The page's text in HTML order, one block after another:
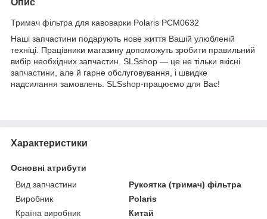
Тримач фільтра для кавоварки Polaris PCM0632
Наші запчастини подарують нове життя Вашій улюбленій
техніці. Працівники магазину допоможуть зробити правильний
вибір необхідних запчастин. SLSshop — це не тільки якісні
запчастини, але й гарне обслуговування, і швидке
надсилання замовлень. SLSshop-працюємо для Вас!
Характеристики
Основні атрибути
Вид запчастини
Рукоятка (тримач) фільтра
Виробник
Polaris
Країна виробник
Китай